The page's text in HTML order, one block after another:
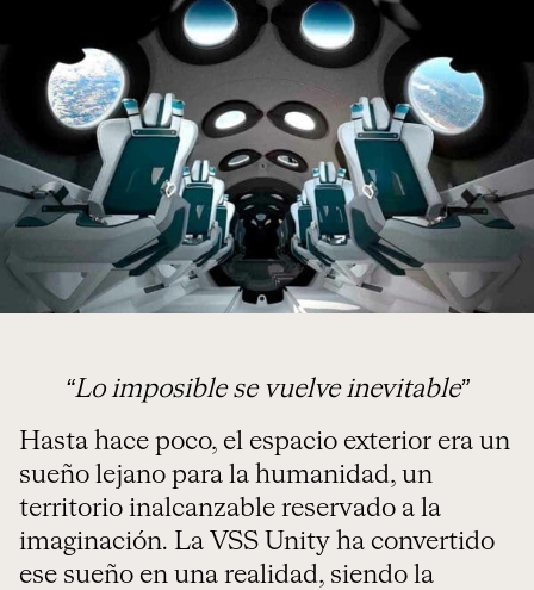
“Lo imposible se vuelve inevitable”
Hasta hace poco, el espacio exterior era un
sueño lejano para la humanidad, un
territorio inalcanzable reservado a la
imaginación. La VSS Unity ha convertido
ese sueño en una realidad, siendo la